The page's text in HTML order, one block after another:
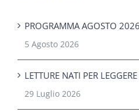
PROGRAMMA AGOSTO 2026
5 Agosto 2026
LETTURE NATI PER
29 Luglio 2026